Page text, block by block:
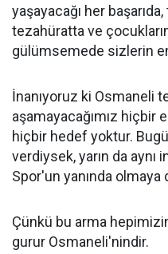
yaşayacağı her
tezahüratta ve
gülümsemede sizlerin
İnanıyoruz ki Osmaneli
aşamayacağımız hiçbir
hiçbir hedef yoktur.
verdiysek, yarın da aynı
Spor'un yanında
Çünkü bu arma
gurur Osmaneli'nindir.